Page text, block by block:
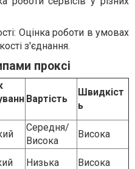
Оцінка роботи в умовах
з'єднання.
проксі
Вартість
Швидкіст
ь
Середня/
Висока
Висока
Низька
Висока